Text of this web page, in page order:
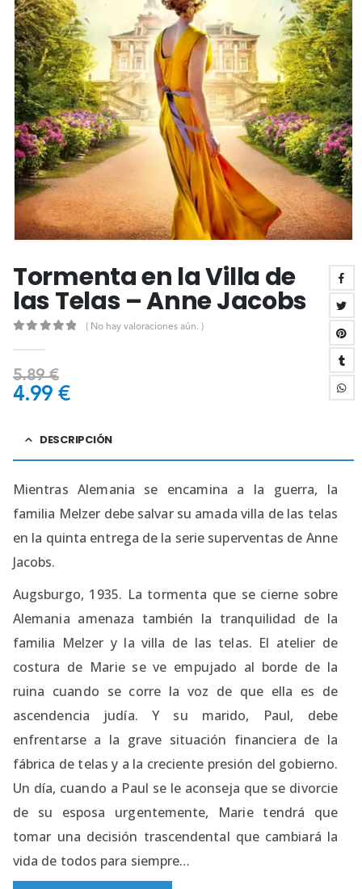
Tormenta en la Villa de
las Telas – Anne Jacobs
( No hay valoraciones aún. )
5.89€
4.99 €
DESCRIPCIÓN
Mientras Alemania se encamina a la guerra, la
familia Melzer debe salvar su amada villa de las telas
en la quinta entrega de la serie superventas de Anne
Jacobs.
Augsburgo, 1935. La tormenta que se cierne sobre
Alemania amenaza también la tranquilidad de la
familia Melzer y la villa de las telas. El atelier de
costura de Marie se ve empujado al borde de la
ruina cuando se corre la voz de que ella es de
ascendencia judía. Y su marido, Paul, debe
enfrentarse a la grave situación financiera de la
fábrica de telas y a la creciente presión del gobierno.
Un día, cuando a Paul se le aconseja que se divorcie
de su esposa urgentemente, Marie tendrá que
tomar una decisión trascendental que cambiará la
vida de todos para siempre…